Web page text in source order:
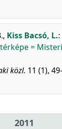
, Kiss Bacsó, L.:
=
közl. 11 (1),
2011